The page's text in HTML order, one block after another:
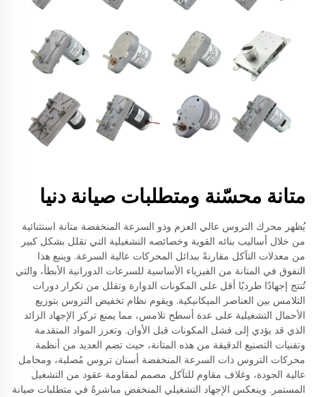
متانة محسّنة ومتطلبات صيانة دنيا
يُظهر محرك التروس عالي العزم وذو السرعة المنخفضة متانة استثنائية
من خلال أساليب بنائه القوية وخصائصه التشغيلية التي تقلل بشكل كبير
من معدلات التآكل مقارنةً ببدائل المحركات عالية السرعة. وينبع هذا
التفوق في المتانة من الفيزياء الأساسية للسرعات الدورانية الأبطأ، والتي
تُنتج إجهادًا طرديًا أقل على المكونات الدوارة وتقلل من تكرار دورات
التلامس بين العناصر الميكانيكية. ويقوم نظام تخفيض التروس بتوزيع
الأحمال التشغيلية على عدة أسطح تلامس، مما يمنع تركز الإجهاد الزائد
الذي قد يؤدي إلى فشل المكونات قبل الأوان. وتعزز المواد المتقدمة
وتقنيات التصنيع الدقيقة من هذه المتانة، حيث تضم العديد من أنظمة
محركات التروس ذات السرعة المنخفضة أسنان تروس مُصلبة، ومحامل
عالية الجودة، وغلاف مقاوم للتآكل مصمم لمقاومة عقود من التشغيل
المستمر. وينعكس الإجهاد التشغيلي المنخفض مباشرةً في متطلبات صيانة